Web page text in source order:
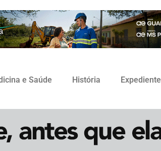
e Saúde História Expediente